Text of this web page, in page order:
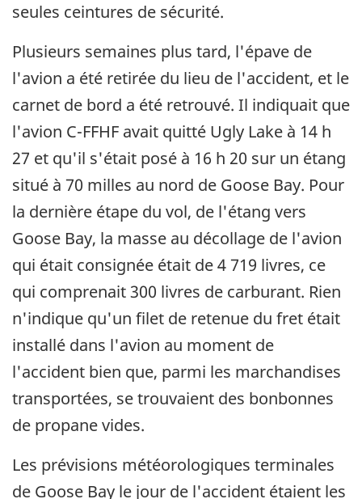
seules ceintures de sécurité.
Plusieurs semaines plus tard, l'épave de
l'avion a été retirée du lieu de l'accident, et le
carnet de bord a été retrouvé. Il indiquait que
l'avion C-FFHF avait quitté Ugly Lake à 14 h
27 et qu'il s'était posé à 16 h 20 sur un étang
situé à 70 milles au nord de Goose Bay. Pour
la dernière étape du vol, de l'étang vers
Goose Bay, la masse au décollage de l'avion
qui était consignée était de 4 719 livres, ce
qui comprenait 300 livres de carburant. Rien
n'indique qu'un filet de retenue du fret était
installé dans l'avion au moment de
l'accident bien que, parmi les marchandises
transportées, se trouvaient des bonbonnes
de propane vides.
Les prévisions météorologiques terminales
de Goose Bay le jour de l'accident étaient les